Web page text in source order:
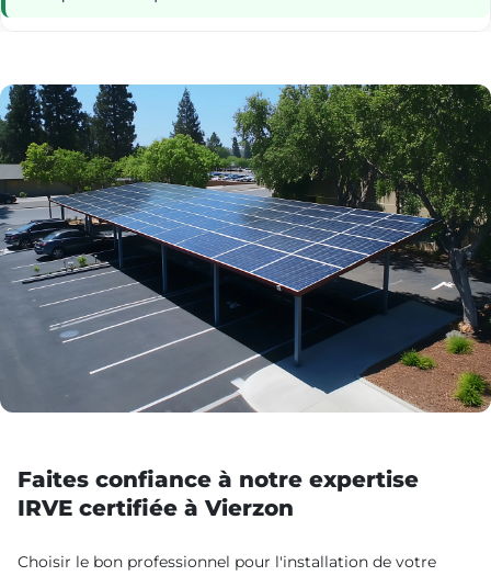
Faites confiance à notre expertise
IRVE certifiée à Vierzon
Choisir le bon professionnel pour l'installation de votre